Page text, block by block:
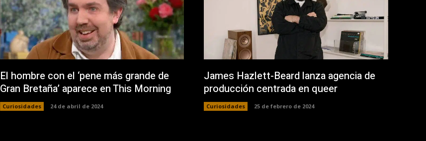
El hombre con el ‘pene más grande de
Gran Bretaña’ aparece en This Morning
Curiosidades 24 de abril de 2024
James Hazlett-Beard lanza agencia de
producción centrada en queer
Curiosidades 25 de febrero de 2024